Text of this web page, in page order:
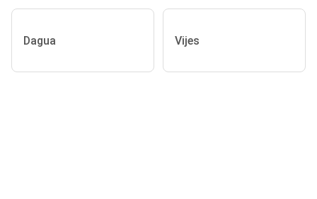
Dagua Vijes